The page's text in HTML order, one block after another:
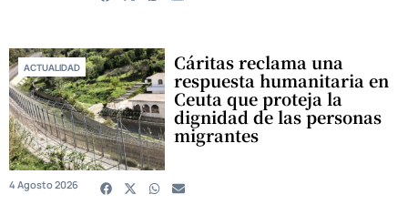
ACTUALIDAD Cáritas reclama una
respuesta humanitaria en
Ceuta que proteja la
dignidad de las personas
migrantes
4 Agosto 2026